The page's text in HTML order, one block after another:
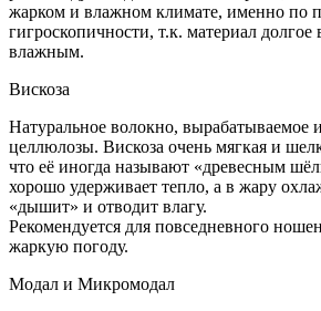
жарком и влажном климате, именно по
гигроскопичности, т.к. материал долгое
влажным.
Вискоза
Натуральное волокно, вырабатываемое
целлюлозы. Вискоза очень мягкая и
что её иногда называют «древесным
хорошо удерживает тепло, а в жару
«дышит» и отводит влагу.
Рекомендуется для повседневного
жаркую погоду.
Модал и Микромодал